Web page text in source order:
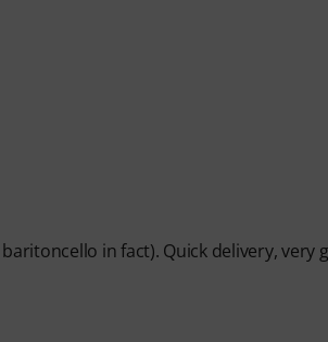
in fact). Quick delivery, very